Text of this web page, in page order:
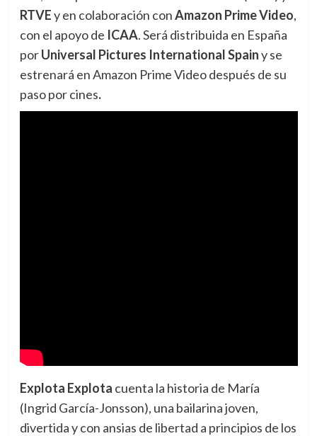
RTVEy en colaboración conAmazon Prime Video,
con el apoyo de ICAA. Será distribuida en España
porUniversal Pictures International Spainy se
estrenará en Amazon Prime Video después de su
paso por cines.
Explota Explota cuenta la historia de María
(Ingrid García-Jonsson), una bailarina joven,
divertida y con ansias de libertad a principios de los